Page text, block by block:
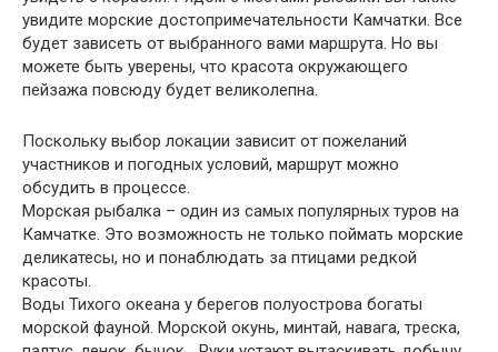
увидите морские достопримечательности Камчатки. Все
будет зависеть от выбранного вами маршрута. Но вы
можете быть уверены, что красота окружающего
пейзажа повсюду будет великолепна.
Поскольку выбор локации зависит от пожеланий
участников и погодных условий, маршрут можно
обсудить в процессе.
Морская рыбалка – один из самых популярных туров на
Камчатке. Это возможность не только поймать морские
деликатесы, но и понаблюдать за птицами редкой
красоты.
Воды Тихого океана у берегов полуострова богаты
морской фауной. Морской окунь, минтай, навага, треска,